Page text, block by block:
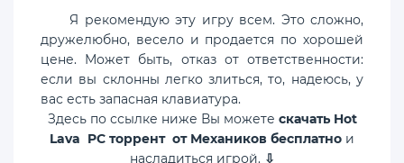
Я рекомендую эту игру всем. Это сложно,
дружелюбно, весело и продается по хорошей
цене. Может быть, отказ от ответственности:
если вы склонны легко злиться, то, надеюсь, у
вас есть запасная клавиатура.
Здесь по ссылке ниже Вы можете скачать Hot
Lava PC торрент от Механиков бесплатно и
насладиться игрой. ⇩